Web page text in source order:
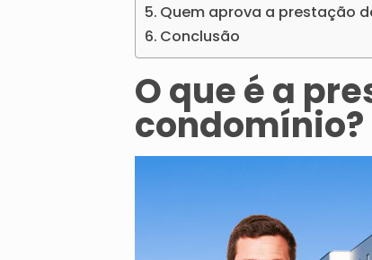
Quem aprova a prestação
Conclusão
O que é a
condomínio?